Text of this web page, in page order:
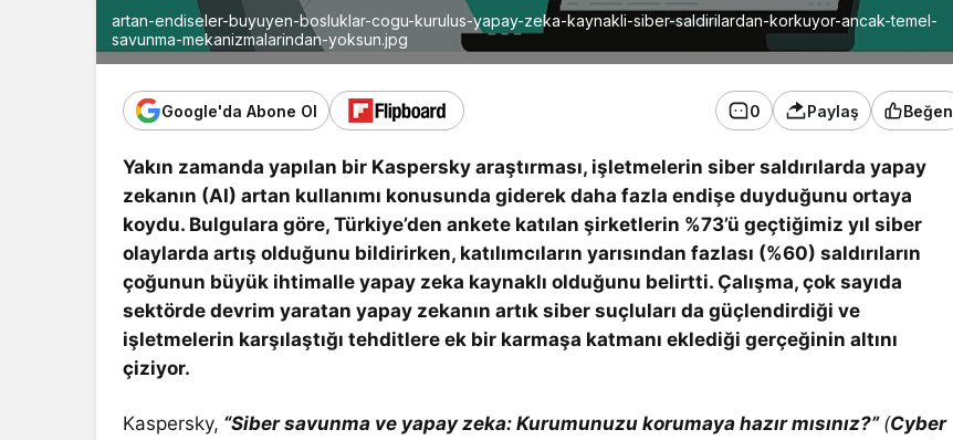
artan-endiseler-buyuyen-bosluklar-cogu-kurulus-yapay-zeka-kaynakli-siber-saldirilardan-korkuyor-ancak-temel-
savunma-mekanizmalarindan-yoksun.jpg
Google'da Abone Ol 0 Paylaş Beğen
Yakın zamanda yapılan bir Kaspersky araştırması, işletmelerin siber saldırılarda yapay
zekanın (AI) artan kullanımı konusunda giderek daha fazla endişe duyduğunu ortaya
koydu. Bulgulara göre, Türkiye’den ankete katılan şirketlerin %73’ü geçtiğimiz yıl siber
olaylarda artış olduğunu bildirirken, katılımcıların yarısından fazlası (%60) saldırıların
çoğunun büyük ihtimalle yapay zeka kaynaklı olduğunu belirtti. Çalışma, çok sayıda
sektörde devrim yaratan yapay zekanın artık siber suçluları da güçlendirdiği ve
işletmelerin karşılaştığı tehditlere ek bir karmaşa katmanı eklediği gerçeğinin altını
çiziyor.
Kaspersky, “Siber savunma ve yapay zeka: Kurumunuzu korumaya hazır mısınız?” (Cyber